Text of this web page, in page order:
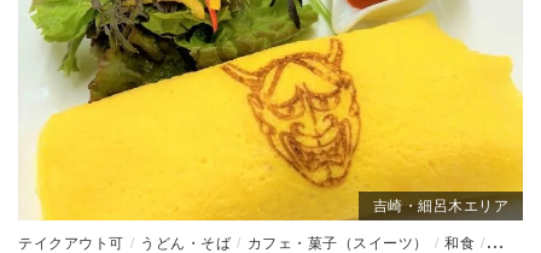
吉崎・細呂木エリア
テイクアウト可 うどん・そば カフェ・菓子（スイーツ） 和食 弁当